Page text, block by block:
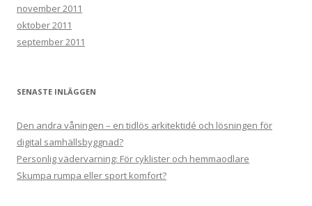
november 2011
oktober 2011
september 2011
SENASTE INLÄGGEN
Den andra våningen – en tidlös arkitektidé och lösningen för
digital samhällsbyggnad?
Personlig vädervarning: För cyklister och hemmaodlare
Skumpa rumpa eller sport komfort?